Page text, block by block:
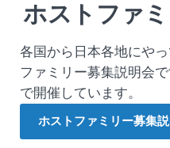
ホストファ
各国から日本各地にや
ファミリー募集説明会
で開催しています。
ホストファミリー募集